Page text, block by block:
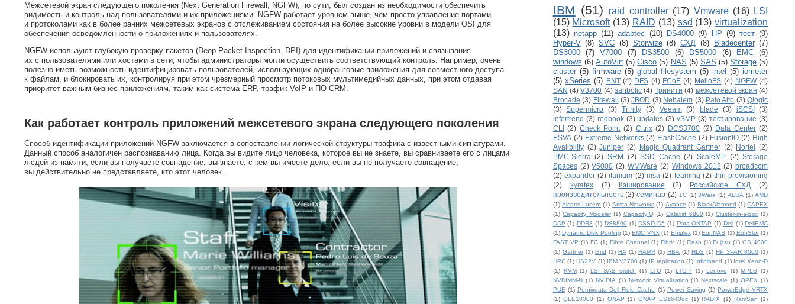
Межсетевой экран следующего поколения (Next Generation Firewall, NGFW), по сути, был создан из необходимости обеспечить
видимость и контроль над пользователями и их приложениями. NGFW работает уровнем выше, чем просто управление портами
и протоколами как в более ранних межсетевых экранов с отслеживанием состояния на более высокие уровни в модели OSI для
обеспечения осведомленности о приложениях и пользователях.
NGFW используют глубокую проверку пакетов (Deep Packet Inspection, DPI) для идентификации приложений и связывания
их с пользователями или хостами в сети, чтобы администраторы могли осуществить соответствующий контроль. Например, очень
полезно иметь возможность идентифицировать пользователей, использующих одноранговые приложения для совместного доступа
к файлам, и блокировать их, контролируя при этом чрезмерный просмотр потоковых мультимедийных данных, при этом отдавая
приоритет важным бизнес-приложениям, таким как система ERP, трафик VoIP и ПО CRM.
Как работает контроль приложений межсетевого экрана следующего поколения
Способ идентификации приложений NGFW заключается в сопоставлении логической структуры трафика с известными сигнатурами.
Данный способ аналогичен распознаванию лица. Когда вы видите лицо человека, которое вы не знаете, вы сравниваете его с лицами
людей из памяти, если вы получаете совпадение, вы знаете, с кем вы имеете дело, если вы не получаете совпадение,
вы действительно не представляете, кто этот человек.
IBM (51) raid controller (17) Vmware (16) LSI
(15) Microsoft (13) RAID (13) ssd (13) virtualization
(13) netapp (11) adaptec (10) DS4000 (9) HP (9) тест (9)
Hyper-V (8) SVC (8) Storwize (8) СХД (8) Bladecenter (7)
DS3000
(7) V7000 (7) DS3500 (6) DS5000 (6) EMC
(6)
windows (6) AutoVirt (5) Cisco (5) NAS (5) SAS (5) Storage (5)
cluster (5) firmware (5) global filesystem (5) intel (5) iometer
(5) xSeries (5) BNT (4) DFS (4) FCoE (4) MelioFS (4) NGFW (4)
SAN (4) V3700 (4) sanbolic (4) Тринити (4) межсетевой экран (4)
Brocade (3) Firewall (3) JBOD (3) Nehalem (3) Palo Alto (3) Qlogic
(3) Supermicro (3) Trinity (3) Veeam (3) blade (3) iSCSI (3)
infortrend (3) redbook (3) updates (3) vSMP (3) тестирование (3)
CLI (2) Check Point (2) Citrix (2) DCS3700 (2) Data Center (2)
ESVA (2) Extreme Networks (2) FlashCache (2) FusionIO (2) High
Avalibility (2) Juniper (2) Magic Quadrant Gartner (2) Nortel (2)
PMC-Sierra (2) SRM (2) SSD Cache (2) ScaleMP (2) Storage
Spaces (2) V5000 (2) WMWare (2) Windows 2012 (2) broadcom
(2) expander (2) itanium (2) msa (2) teaming (2) thin provisioning
(2)
xyratex (2) Кэширование (2) Российское СХД
(2)
производительность (2) семинар (2) 1С (1) 3Ware (1) ALUA (1) AMD
(1) Alcatel-Lucent (1) Arista Networks (1) Avance (1) BlackDiamond (1) CAPEX
(1) Capacity Modeler (1) CapacityIQ (1) Catalist 6800 (1) Cluster-in-a-box (1)
DDP (1) DDR3 (1) DS8800 (1) DSSD D5 (1) Data ONTAP (1) Dell (1) DellEMC
(1) Dynamic Disk Pooling (1) EMC VNX (1) Emulex (1) EonNAS (1) EonStor (1)
FAST VP (1) FC (1) Fibre Channel (1) Fibric (1) Flash (1) Fujitsu (1) GS 4000
(1) Gartner (1) Grid (1) HA (1) HAMR (1) HBA (1) HDS (1) HP 3PAR 8000 (1)
HPC (1) HS22V (1) IBM V3700 (1) IP replication (1) Infiniband (1) Intel Xeon-D
(1) KVM (1) LSI SAS switch (1) LTO (1) LTO-7 (1) Lenovo (1) MPLS
(1)
NVDIMM-N (1) NVIDIA (1) Network Virtualisation (1) Nextscale (1) OPEX (1)
PUE (1) Pernixdata Dell Fluid Cache (1) Power Saving (1) PowerEdge VRTX
(1) QLE10000 (1) QNAP (1) QNAP ES1640dc (1) RADIX (1) RamSan (1)